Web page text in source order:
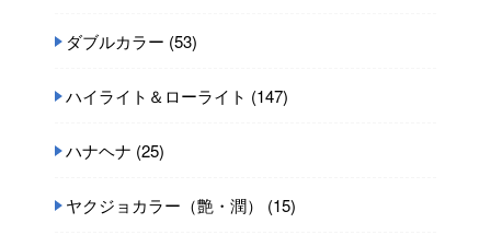
ダブルカラー (53)
ハイライト＆ローライト (147)
ハナヘナ (25)
ヤクジョカラー（艶・潤） (15)